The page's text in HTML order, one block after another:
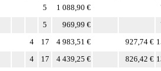
5 1 088,90 €
5 969,99 €
4 17 4 983,51 € 927,74 €
4 17 4 439,25 € 826,42 €